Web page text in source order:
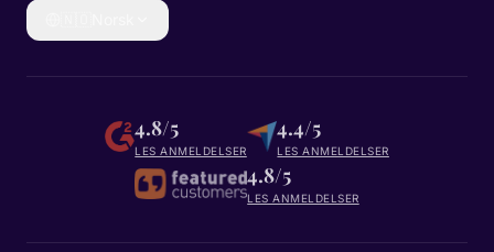
4.8/5
LES ANMELDELSER
4.4/5
LES ANMELDELSER
4.8/5
LES ANMELDELSER